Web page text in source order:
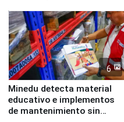
6
Minedu detecta material
educativo e implementos
de mantenimiento sin